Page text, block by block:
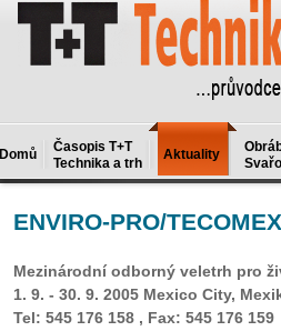
Domů
Časopis T+T
Technika a trh
Aktuality
ENVIRO-PRO/TECOMEX
Mezinárodní odborný veletrh pro
1. 9. - 30. 9. 2005 Mexico City,
Tel: 545 176 158 , Fax: 545 176 159